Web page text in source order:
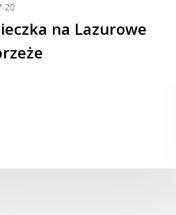
20
na Lazurowe